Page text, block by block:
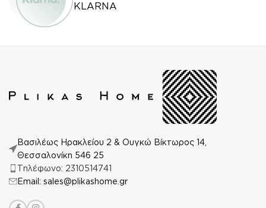
KLARNA
Βασιλέως Ηρακλείου 2 & Ουγκώ Βίκτωρος 14,
Θεσσαλονίκη 546 25
Τηλέφωνο: 2310514741
Email: sales@plikashome.gr